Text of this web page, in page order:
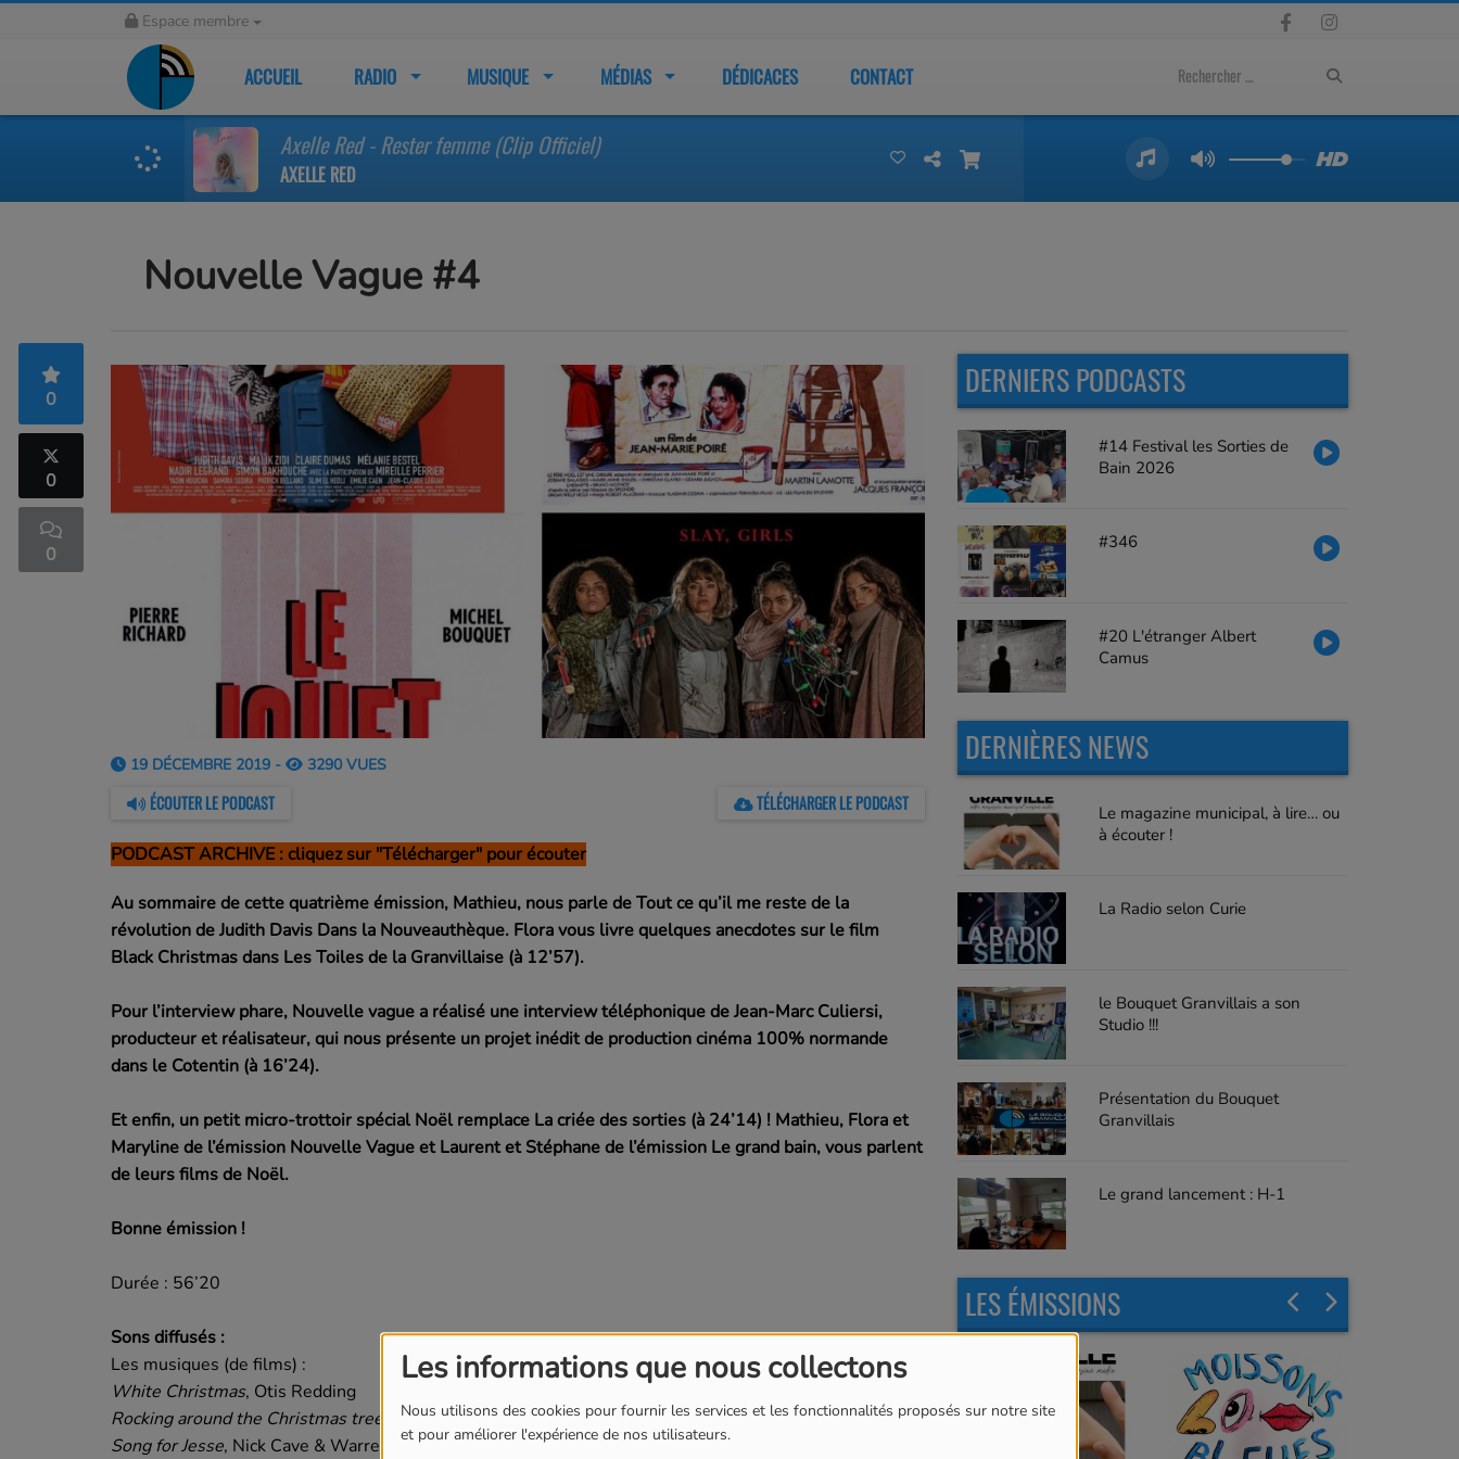
Les informations que nous collectons
Nous utilisons des cookies pour fournir les services et les fonctionnalités proposés sur notre site
et pour améliorer l'expérience de nos utilisateurs.
Espace membre
ACCUEIL RADIO MUSIQUE MÉDIAS DÉDICACES CONTACT
Axelle Red - Rester femme (Clip Officiel)
AXELLE RED
Nouvelle Vague #4
0
0
0
19 DÉCEMBRE 2019 - 3290 VUES
ÉCOUTER LE PODCAST TÉLÉCHARGER LE PODCAST
PODCAST ARCHIVE : cliquez sur "Télécharger" pour écouter
Au sommaire de cette quatrième émission, Mathieu, nous parle de Tout ce qu’il me reste de la
révolution de Judith Davis Dans la Nouveauthèque. Flora vous livre quelques anecdotes sur le film
Black Christmas dans Les Toiles de la Granvillaise (à 12’57).
Pour l’interview phare, Nouvelle vague a réalisé une interview téléphonique de Jean-Marc Culiersi,
producteur et réalisateur, qui nous présente un projet inédit de production cinéma 100% normande
dans le Cotentin (à 16’24).
Et enfin, un petit micro-trottoir spécial Noël remplace La criée des sorties (à 24’14) ! Mathieu, Flora et
Maryline de l’émission Nouvelle Vague et Laurent et Stéphane de l’émission Le grand bain, vous parlent
de leurs films de Noël.
Bonne émission !
Durée : 56’20
Sons diffusés :
Les musiques (de films) :
White Christmas, Otis Redding
Rocking around the Christmas tree
, Brenda Lee
Song for Jesse, Nick Cave & Warren Ellis
DERNIERS PODCASTS
#14 Festival les Sorties de
Bain 2026
#346
#20 L'étranger Albert
Camus
DERNIÈRES NEWS
Le magazine municipal, à lire… ou
à écouter !
La Radio selon Curie
le Bouquet Granvillais a son
Studio !!!
Présentation du Bouquet
Granvillais
Le grand lancement : H-1
LES ÉMISSIONS